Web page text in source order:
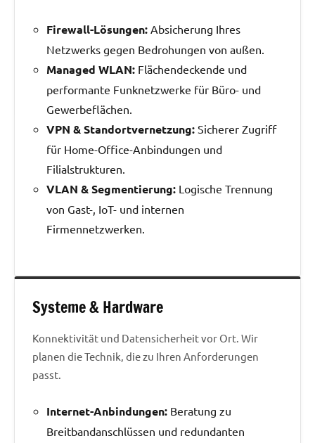
Firewall-Lösungen: Absicherung Ihres
Netzwerks gegen Bedrohungen von außen.
Managed WLAN: Flächendeckende und
performante Funknetzwerke für Büro- und
Gewerbeflächen.
VPN & Standortvernetzung: Sicherer Zugriff
für Home-Office-Anbindungen und
Filialstrukturen.
VLAN & Segmentierung: Logische Trennung
von Gast-, IoT- und internen
Firmennetzwerken.
Systeme & Hardware
Konnektivität und Datensicherheit vor Ort. Wir
planen die Technik, die zu Ihren Anforderungen
passt.
Internet-Anbindungen: Beratung zu
Breitbandanschlüssen und redundanten